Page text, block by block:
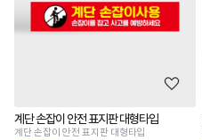
계단 손잡이 안전 표지판 대형타입
계단 손잡이 안전 표지판 대형타입